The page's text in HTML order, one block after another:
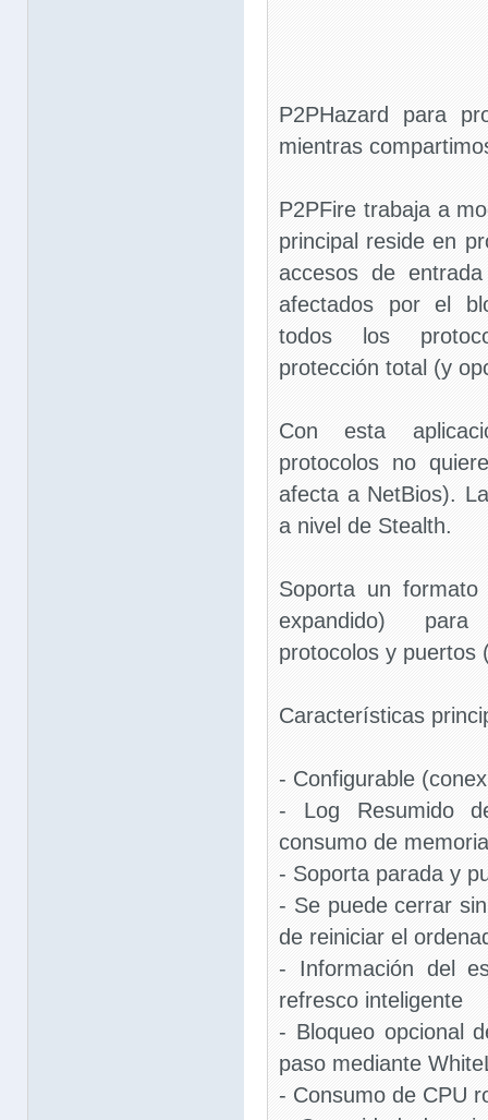
P2PHazard para
mientras
P2PFire trabaja a
principal reside en
accesos de
afectados por el
todos los
protección total (y
Con esta
protocolos no
afecta a NetBios).
a nivel de Stealth.
Soporta un formato
expandido)
protocolos y puertos
Características
- Configurable
- Log Resumido
consumo de
- Soporta parada y
- Se puede cerrar
de reiniciar el
- Información del
refresco inteligente
- Bloqueo opcional
paso mediante
- Consumo de CPU